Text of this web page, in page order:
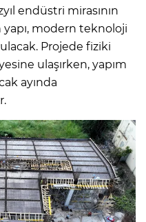
endüstri mirasının
modern teknoloji
Projede fiziki
ulaşırken, yapım
ayında